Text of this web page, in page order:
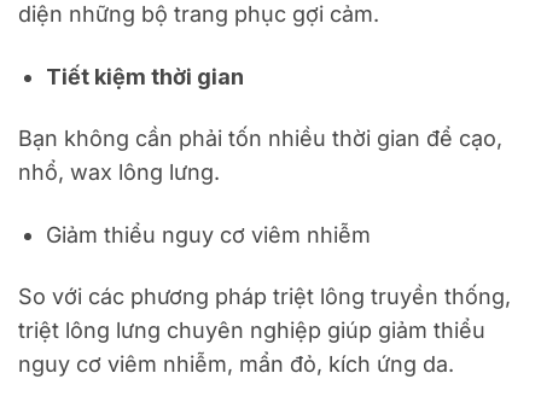
diện những bộ trang phục gợi cảm.
Tiết kiệm thời gian
Bạn không cần phải tốn nhiều thời gian để cạo,
nhổ, wax lông lưng.
Giảm thiểu nguy cơ viêm nhiễm
So với các phương pháp triệt lông truyền thống,
triệt lông lưng chuyên nghiệp giúp giảm thiểu
nguy cơ viêm nhiễm, mẩn đỏ, kích ứng da.